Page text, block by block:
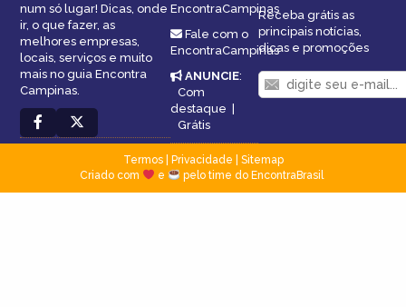
num só lugar! Dicas, onde
ir, o que fazer, as
melhores empresas,
locais, serviços e muito
mais no guia Encontra
Campinas.
EncontraCampinas
Fale com o
EncontraCampinas
ANUNCIE:
Com
destaque |
Grátis
Receba grátis as
principais notícias,
dicas e promoções
Termos| Privacidade
Sitemap
Criado com
e pelo time do EncontraBrasil